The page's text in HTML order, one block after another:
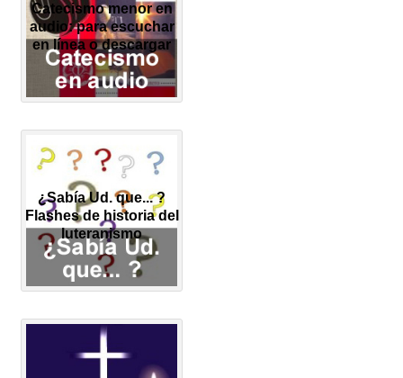
Catecismo menor en
audio: para escuchar
en línea o descargar
¿Sabía Ud. que... ?
Flashes de historia del
luteranismo